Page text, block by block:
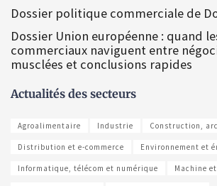
Dossier politique commerciale de
Dossier Union européenne : quand
commerciaux naviguent entre
musclées et conclusions rapides
Actualités des secteurs
Agroalimentaire Industrie Construction,
Distribution et e-commerce Environnement et
Informatique, télécom et numérique Machine